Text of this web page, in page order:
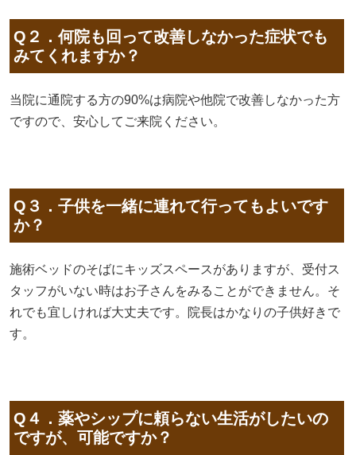
Q２．何院も回って改善しなかった症状でも
みてくれますか？
当院に通院する方の90%は病院や他院で改善しなかった方
ですので、安心してご来院ください。
Q３．子供を一緒に連れて行ってもよいです
か？
施術ベッドのそばにキッズスペースがありますが、受付ス
タッフがいない時はお子さんをみることができません。そ
れでも宜しければ大丈夫です。院長はかなりの子供好きで
す。
Q４．薬やシップに頼らない生活がしたいの
ですが、可能ですか？